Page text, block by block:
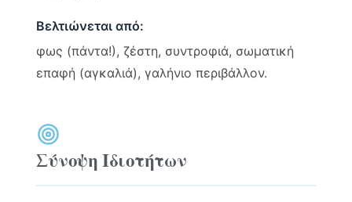
Βελτιώνεται από:
φως (πάντα!), ζέστη, συντροφιά, σωματική
επαφή (αγκαλιά), γαλήνιο περιβάλλον.
Σύνοψη Ιδιοτήτων